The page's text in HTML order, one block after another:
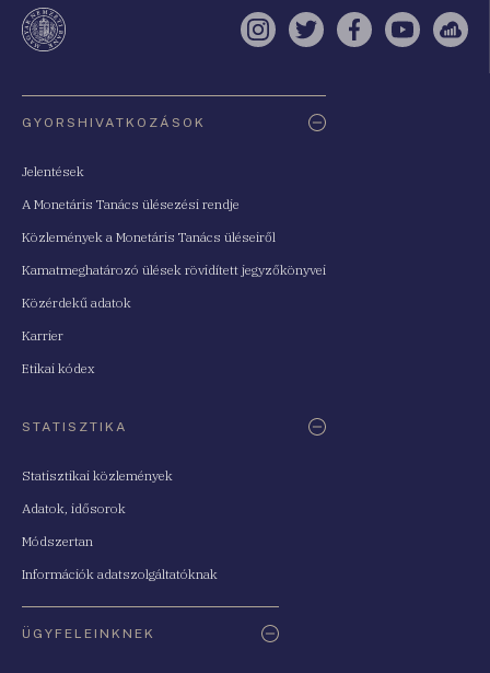
Instagram
TwitterFacebook
YouTube
GYORSHIVATKOZÁSOK
Jelentések
A Monetáris Tanács ülésezési rendje
Közlemények a Monetáris Tanács üléseiről
Kamatmeghatározó ülések rövidített jegyzőkönyvei
Közérdekű adatok
Karrier
Etikai kódex
STATISZTIKA
Statisztikai közlemények
Adatok, idősorok
Módszertan
Információk adatszolgáltatóknak
ÜGYFELEINKNEK